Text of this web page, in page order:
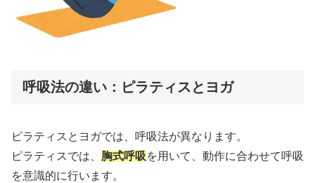
呼吸法の違い：ピラティスとヨガ
ピラティスとヨガでは、呼吸法が異なります。
ピラティスでは、 胸式呼吸を用いて、動作に合わせて呼吸
を意識的に行います。